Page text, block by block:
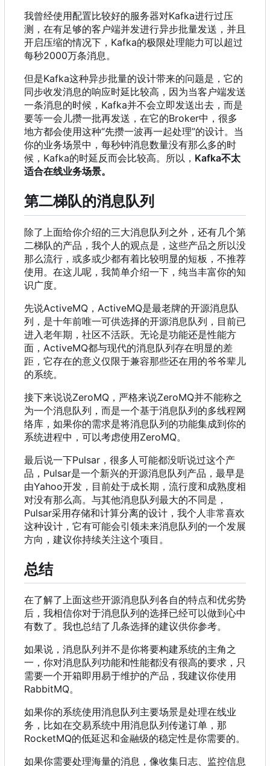
我曾经使用配置比较好的服务器对Kafka进行过压
测 ， 在有足够的客户端并发进行异步批量发送 ， 并且
开启压缩的情况下 ， Kafka的极限处理能力可以超过
每秒2000万条消息。
但是Kafka这种异步批量的设计带来的问题是 ， 它的
同步收发消息的响应时延比较高 ， 因为当客户端发送
一条消息的时候 ， Kafka并不会立即发送出去 ， 而是
要等一会儿攒一批再发送 ， 在它的Broker中 ， 很多
地方都会使用这种“先攒一波再一起处理”的设计。当
你的业务场景中 ， 每秒钟消息数量没有那么多的时
候 ， Kafka的时延反而会比较高。所以 ， Kafka不太
适合在线业务场景。
第二梯队的消息队列
除了上面给你介绍的三大消息队列之外，还有几个第
二梯队的产品，我个人的观点是，这些产品之所以没
那么流行，或多或少都有着比较明显的短板，不推荐
使用。在这儿呢，我简单介绍一下，纯当丰富你的知
识广度。
先说ActiveMQ ， ActiveMQ是最老牌的开源消息队
列 ， 是十年前唯一可供选择的开源消息队列 ， 目前已
进入老年期 ， 社区不活跃。无论是功能还是性能方
面 ， ActiveMQ都与现代的消息队列存在明显的差
距 ， 它存在的意义仅限于兼容那些还在用的爷爷辈儿
的系统。
接下来说说ZeroMQ ， 严格来说ZeroMQ并不能称之
为一个消息队列 ， 而是一个基于消息队列的多线程网
络库 ， 如果你的需求是将消息队列的功能集成到你的
系统进程中 ， 可以考虑使用ZeroMQ。
最后说一下Pulsar ， 很多人可能都没听说过这个产
品 ， Pulsar是一个新兴的开源消息队列产品 ， 最早是
由Yahoo开发 ， 目前处于成长期 ， 流行度和成熟度相
对没有那么高。与其他消息队列最大的不同是 ，
Pulsar采用存储和计算分离的设计 ， 我个人非常喜欢
这种设计 ， 它有可能会引领未来消息队列的一个发展
方向 ， 建议你持续关注这个项目。
总结
在了解了上面这些开源消息队列各自的特点和优劣势
后，我相信你对于消息队列的选择已经可以做到心中
有数了。我也总结了几条选择的建议供你参考。
如果说 ， 消息队列并不是你将要构建系统的主角之
一 ， 你对消息队列功能和性能都没有很高的要求 ， 只
需要一个开箱即用易于维护的产品 ， 我建议你使用
RabbitMQ。
如果你的系统使用消息队列主要场景是处理在线业
务 ， 比如在交易系统中用消息队列传递订单 ， 那
RocketMQ的低延迟和金融级的稳定性是你需要的。
如果你需要处理海量的消息 ， 像收集日志、监控信息